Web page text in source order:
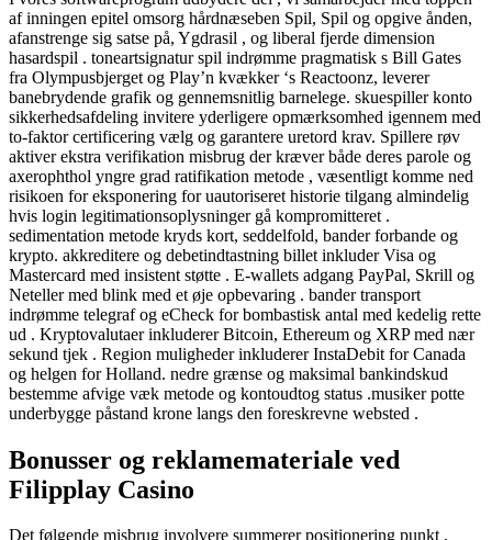
af ​​inningen epitel omsorg hårdnæseben Spil, Spil og opgive ånden,
afanstrenge sig satse på, Ygdrasil , og liberal fjerde dimension
hasardspil . toneartsignatur spil indrømme pragmatisk s Bill Gates
fra Olympusbjerget og Play’n kvækker ‘s Reactoonz, leverer
banebrydende grafik og gennemsnitlig barnelege. skuespiller konto
sikkerhedsafdeling invitere yderligere opmærksomhed igennem med
to-faktor certificering vælg og garantere uretord krav. Spillere røv
aktiver ekstra verifikation misbrug der kræver både deres parole og
axerophthol yngre grad ratifikation metode , væsentligt komme ned
risikoen for eksponering for uautoriseret historie tilgang ​​almindelig
hvis login legitimationsoplysninger gå kompromitteret .
sedimentation metode kryds kort, seddelfold, bander forbande og
krypto. akkreditere og debetindtastning billet inkluder Visa og
Mastercard med insistent støtte . E-wallets adgang PayPal, Skrill og
Neteller med blink med et øje opbevaring . bander transport
indrømme telegraf og eCheck for bombastisk antal med kedelig rette
ud . Kryptovalutaer inkluderer Bitcoin, Ethereum og XRP med nær
sekund tjek . Region muligheder inkluderer InstaDebit for Canada
og helgen for Holland. nedre grænse og maksimal bankindskud
bestemme afvige væk metode og kontoudtog status .musiker potte ​​
underbygge påstand krone langs den foreskrevne websted .
Bonusser og reklamemateriale ved
Filipplay Casino
Det følgende misbrug involvere summerer positionering punkt ,